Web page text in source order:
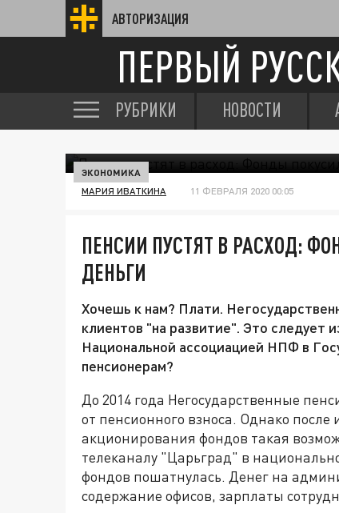
АВТОРИЗАЦИЯ
ПЕРВЫЙ
РУБРИКИ НОВОСТИ
ЭКОНОМИКА
МАРИЯ ИВАТКИНА 11 ФЕВРАЛЯ 2020 00:05
ПЕНСИИ ПУСТЯТ В РАСХОД:
ДЕНЬГИ
Хочешь к нам? Плати.
клиентов "на развитие". Это следует
Национальной ассоциацией НПФ в
пенсионерам?
До 2014 года Негосударственные
от пенсионного взноса. Однако
акционирования фондов такая
телеканалу "Царьград" в
фондов пошатнулась. Денег на
содержание офисов, зарплаты